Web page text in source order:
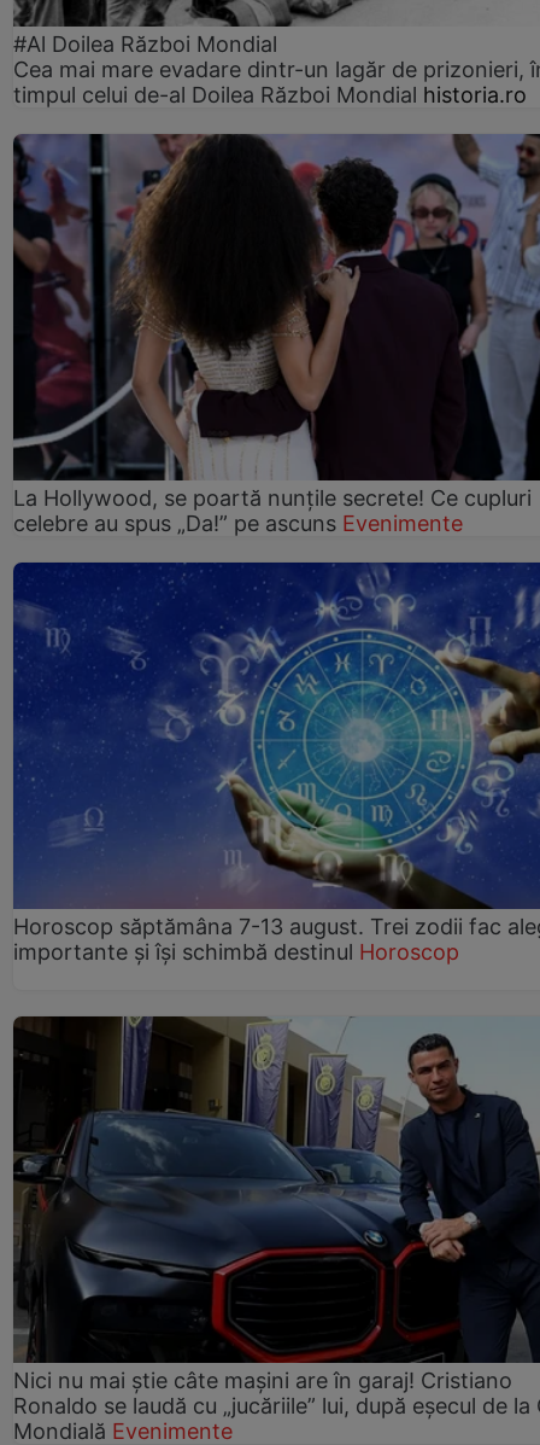
#Al Doilea Război Mondial
Cea mai mare evadare dintr-un lagăr de prizonieri,
timpul celui de-al Doilea Război Mondial historia.ro
La Hollywood, se poartă nunțile secrete! Ce cupluri
celebre au spus „Da!” pe ascuns Evenimente
Horoscop săptămâna 7-13 august. Trei zodii fac
importante și își schimbă destinul Horoscop
Nici nu mai știe câte mașini are în garaj! Cristiano
Ronaldo se laudă cu „jucăriile” lui, după eșecul de la
Mondială Evenimente